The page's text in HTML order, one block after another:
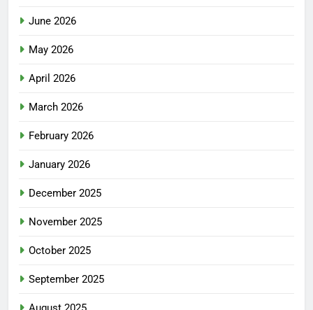
June 2026
May 2026
April 2026
March 2026
February 2026
January 2026
December 2025
November 2025
October 2025
September 2025